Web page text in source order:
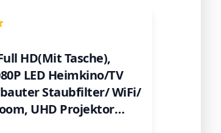
HD(Mit Tasche),
LED Heimkino/TV
Staubfilter/ WiFi/
UHD Projektor